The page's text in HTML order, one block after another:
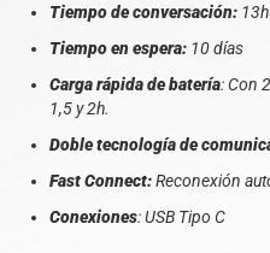
Tiempo de conversación: 13h
Tiempo en espera: 10 días
Carga rápida de batería: Con
1,5 y 2h.
Doble tecnología de
Fast Connect:Reconexión
Conexiones: USB Tipo C